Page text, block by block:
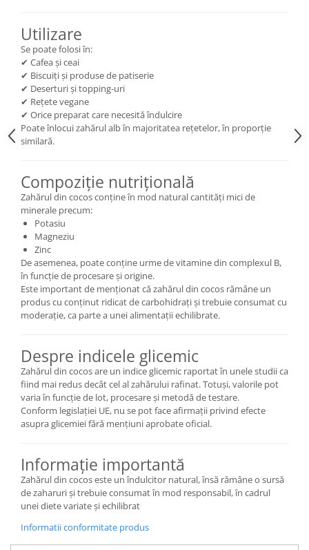
Utilizare
Se poate folosi în:
✔ Cafea și ceai
✔ Biscuiți și produse de patiserie
✔ Deserturi și topping-uri
✔ Rețete vegane
✔ Orice preparat care necesită îndulcire
Poate înlocui zahărul alb în majoritatea rețetelor, în proporție
similară.
Compoziție nutrițională
Zahărul din cocos conține în mod natural cantități mici de
minerale precum:
Potasiu
Magneziu
Zinc
De asemenea, poate conține urme de vitamine din complexul B,
în funcție de procesare și origine.
Este important de menționat că zahărul din cocos rămâne un
produs cu conținut ridicat de carbohidrați și trebuie consumat cu
moderație, ca parte a unei alimentații echilibrate.
Despre indicele glicemic
Zahărul din cocos are un indice glicemic raportat în unele studii ca
fiind mai redus decât cel al zahărului rafinat. Totuși, valorile pot
varia în funcție de lot, procesare și metodă de testare.
Conform legislației UE, nu se pot face afirmații privind efecte
asupra glicemiei fără mențiuni aprobate oficial.
Informație importantă
Zahărul din cocos este un îndulcitor natural, însă rămâne o sursă
de zaharuri și trebuie consumat în mod responsabil, în cadrul
unei diete variate și echilibrat
Informatii conformitate produs